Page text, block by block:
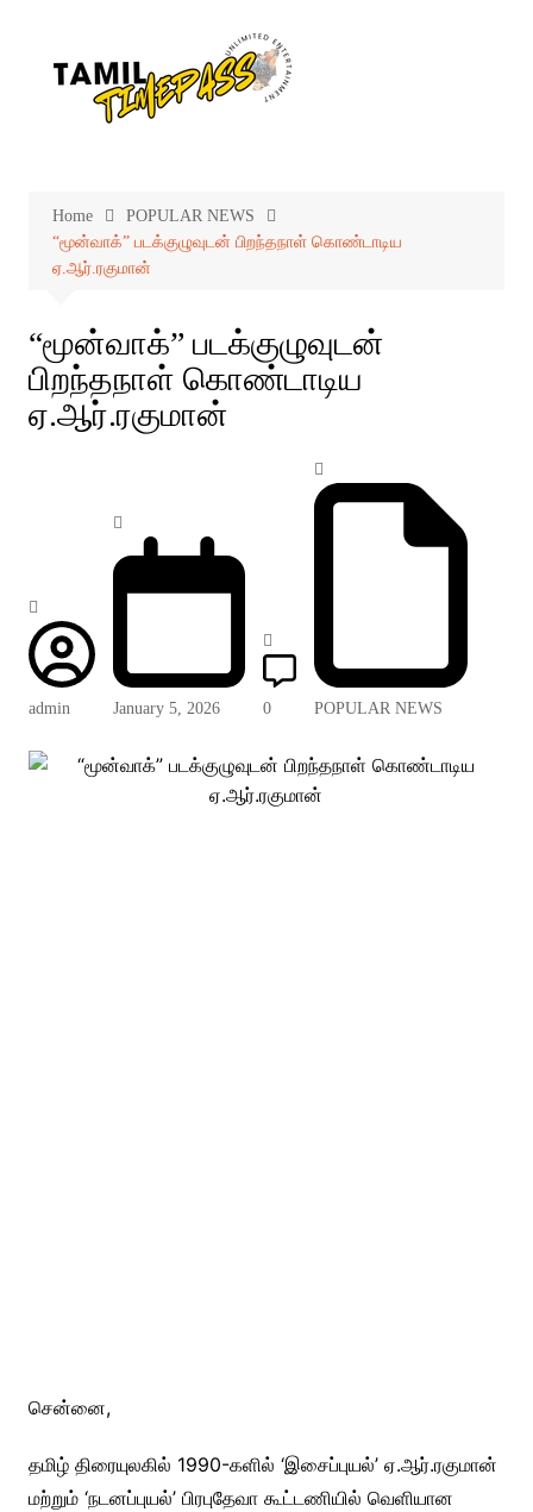
Home
POPULAR NEWS
“மூன்வாக்” படக்குழுவுடன் பிறந்தநாள் கொண்டாடிய
ஏ.ஆர்.ரகுமான்
“மூன்வாக்” படக்குழுவுடன்
பிறந்தநாள் கொண்டாடிய
ஏ.ஆர்.ரகுமான்
admin January 5, 2026 0 POPULAR NEWS
சென்னை,
தமிழ் திரையுலகில் 1990-களில் ‘இசைப்புயல்’ ஏ.ஆர்.ரகுமான்
மற்றும் ‘நடனப்புயல்’ பிரபுதேவா கூட்டணியில் வெளியான